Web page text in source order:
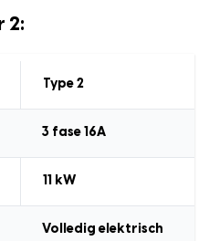
2:
Type 2
3 fase 16A
11 kW
Volledig elektrisch